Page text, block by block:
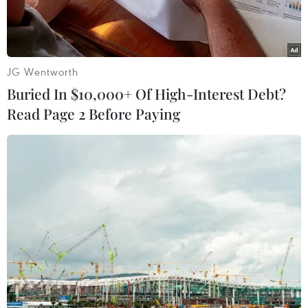
Xe quân sự Mỹ tới làng Yalanli, ngoại ô phía tây của thành phố
miền Bắc Syria Manbij trong chiến dịch chống IS, ngày
5/3/2017. (Ảnh: AFP/TTXVN)
AFP đưa tin, nhật báo Hurriyet ngày 21/12 đưa
tin, Tổng thống Mỹ Donald Trump đưa ra quyết
JG Wentworth
Buried In $10,000+ Of High-Interest Debt?
Read Page 2 Before Paying